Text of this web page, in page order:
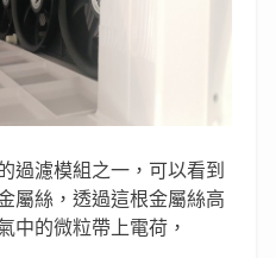
過濾模組之一，可以看到
屬絲，透過這根金屬絲高
中的微粒帶上電荷，